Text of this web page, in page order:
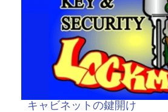
キャビネットの鍵開け